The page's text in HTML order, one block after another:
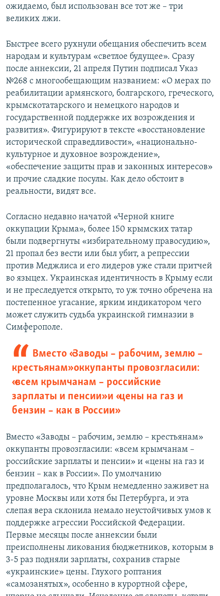
ожидаемо, был использован все тот же – три
великих лжи.
Быстрее всего рухнули обещания обеспечить всем
народам и культурам «светлое будущее». Сразу
после аннексии, 21 апреля Путин подписал Указ
№268 с многообещающим названием: «О мерах по
реабилитации армянского, болгарского, греческого,
крымскотатарского и немецкого народов и
государственной поддержке их возрождения и
развития». Фигурируют в тексте «восстановление
исторической справедливости», «национально-
культурное и духовное возрождение»,
«обеспечение защиты прав и законных интересов»
и прочие сладкие посулы. Как дело обстоит в
реальности, видят все.
Согласно недавно начатой «Черной книге
оккупации Крыма», более 150 крымских татар
были подвергнуты «избирательному правосудию»,
21 пропал без вести или был убит, а репрессии
против Меджлиса и его лидеров уже стали притчей
во языцех. Украинская идентичность в Крыму если
и не преследуется открыто, то уж точно обречена на
постепенное угасание, ярким индикатором чего
может служить судьба украинской гимназии в
Симферополе.
Вместо «Заводы – рабочим, землю –
крестьянам» оккупанты провозгласили:
«всем крымчанам – российские
зарплаты и пенсии» и «цены на газ и
бензин – как в России»
Вместо «Заводы – рабочим, землю – крестьянам»
оккупанты провозгласили: «всем крымчанам –
российские зарплаты и пенсии» и «цены на газ и
бензин – как в России». По умолчанию
предполагалось, что Крым немедленно заживет на
уровне Москвы или хотя бы Петербурга, и эта
слепая вера склонила немало неустойчивых умов к
поддержке агрессии Российской Федерации.
Первые месяцы после аннексии были
преисполнены ликования бюджетников, которым в
3-5 раз подняли зарплаты, сохранив старые
«украинские» цены. Глухого роптания
«самозанятых», особенно в курортной сфере,